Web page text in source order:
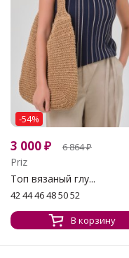
-54%
3 000₽ 6 864₽
Priz
Топ вязаный глу...
42 44 46 48 50 52
В корзину